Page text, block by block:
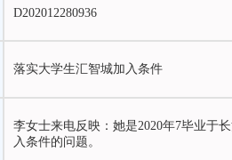
D202012280936
落实大学生汇智城加入条件
李女士来电反映：她是2020年7毕业于
入条件的问题。